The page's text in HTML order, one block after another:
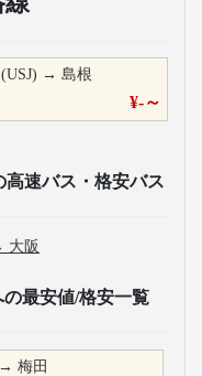
→ 島根
¥-～
高速バス・格安バス
大阪
最安値/格安一覧
→梅田